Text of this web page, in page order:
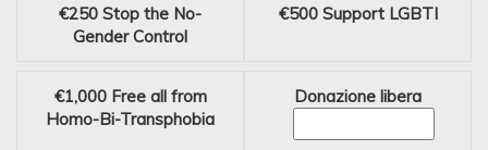
€250 Stop the No-
Gender Control
€500 Support LGBTI
€1,000 Free all from
Homo-Bi-Transphobia
Donazione libera